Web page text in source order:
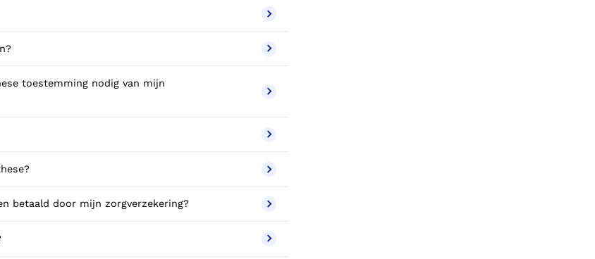
toestemming nodig van mijn
betaald door mijn zorgverzekering?